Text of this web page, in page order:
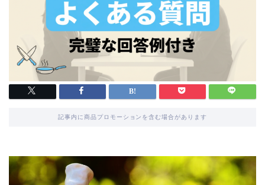
記事内に商品プロモーションを含む場合があります